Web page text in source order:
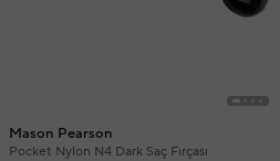
Mason Pearson
Pocket Nylon N4 Dark Saç Fırçası